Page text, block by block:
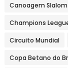
Canoagem Slalom
Champions
Circuito Mundial
Copa Betano do